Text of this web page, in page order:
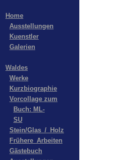
Home
Ausstellungen
Kuenstler
Galerien
Waldes
Werke
Kurzbiographie
Vorcollage zum
Buch: ML-
SU
Stein/Glas_/_Holz
Frühere_Arbeiten
Gästebuch